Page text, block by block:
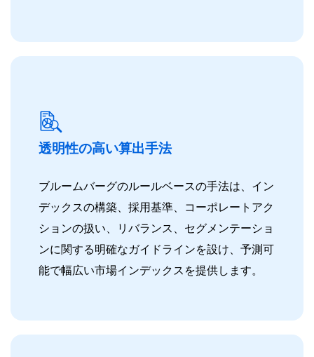
透明性の高い算出手法
ブルームバーグのルールベースの手法は、イン
デックスの構築、採用基準、コーポレートアク
ションの扱い、リバランス、セグメンテーショ
ンに関する明確なガイドラインを設け、予測可
能で幅広い市場インデックスを提供します。